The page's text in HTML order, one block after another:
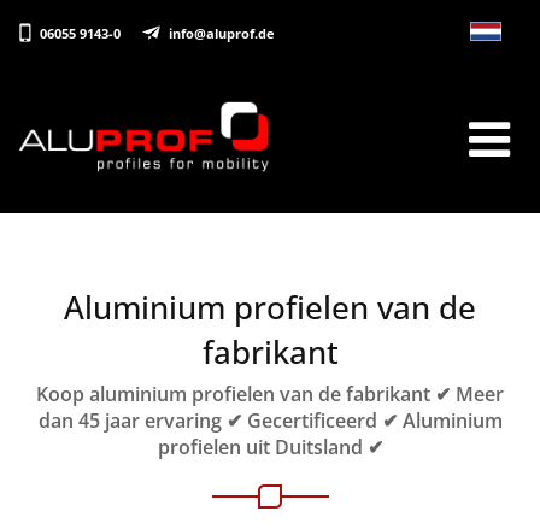
06055 9143-0 info@aluprof.de
Aluminium profielen van de
fabrikant
Koop aluminium profielen van de fabrikant ✔ Meer
dan 45 jaar ervaring ✔ Gecertificeerd ✔ Aluminium
profielen uit Duitsland ✔